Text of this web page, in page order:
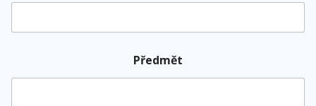
Předmět